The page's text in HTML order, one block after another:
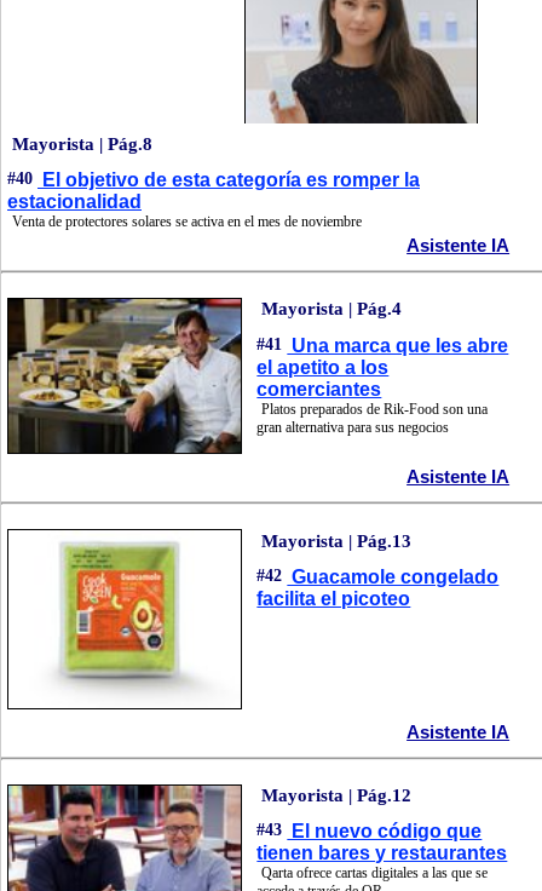
Mayorista | Pág.8
#40
El objetivo de esta categoría es romper la
estacionalidad
Venta de protectores solares se activa en el mes de noviembre
Asistente IA
Mayorista | Pág.4
#41
Una marca que les abre
el apetito a los
comerciantes
Platos preparados de Rik-Food son una
gran alternativa para sus negocios
Asistente IA
Mayorista | Pág.13
#42 Guacamole congelado
facilita el picoteo
Asistente IA
Mayorista | Pág.12
#43
El nuevo código que
tienen bares y restaurantes
Qarta ofrece cartas digitales a las que se